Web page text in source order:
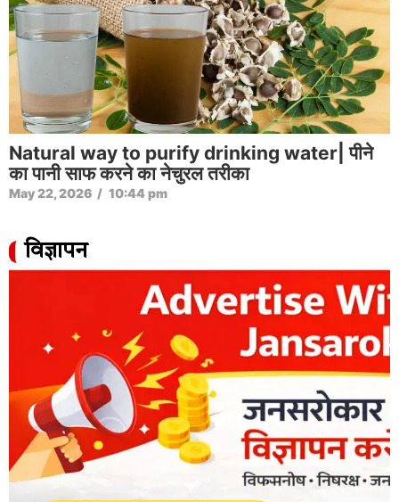
Natural way to purify drinking water| पीने
का पानी साफ करने का नेचुरल तरीका
May 22, 2026 / 10:44 pm
विज्ञापन